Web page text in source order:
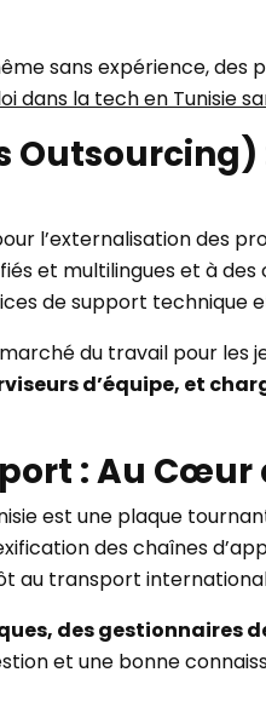
sans expérience, des
dans la tech en Tunisie
l’externalisation des
et multilingues et à
de support
du travail pour les
d’équipe, et
: Au
est une plaque
des chaînes
au transport
des gestionnaires
et une bonne